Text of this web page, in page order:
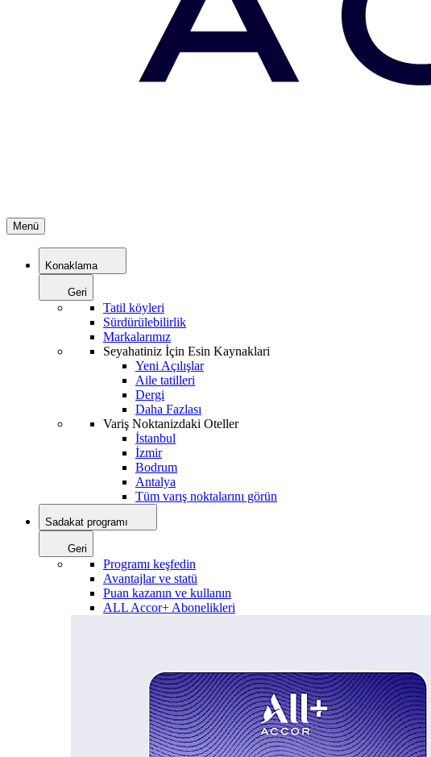
Menü
Konaklama
Geri
Tatil köyleri
Sürdürülebilirlik
Markalarımız
Seyahatiniz İçin Esin Kaynaklari
Yeni Açılışlar
Aile tatilleri
Dergi
Daha Fazlası
Variş Noktanizdaki Oteller
İstanbul
İzmir
Bodrum
Antalya
Tüm varış noktalarını görün
Sadakat programı
Geri
Programı keşfedin
Avantajlar ve statü
Puan kazanın ve kullanın
ALL Accor+ Abonelikleri